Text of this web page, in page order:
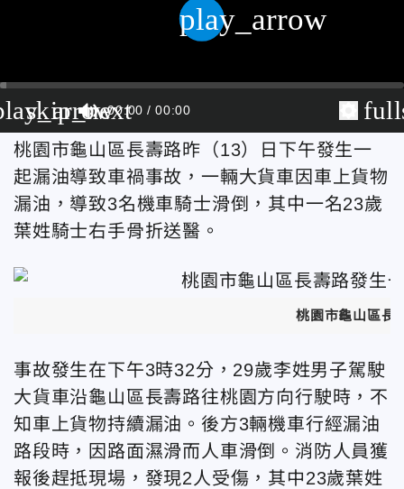
skip_next
00:00 00:00
play_arrow
桃園市龜山區長壽路昨（13）日下午發生一
起漏油導致車禍事故，一輛大貨車因車上貨物
漏油，導致3名機車騎士滑倒，其中一名23歲
葉姓騎士右手骨折送醫。
桃園市龜山區長
事故發生在下午3時32分，29歲李姓男子駕駛
大貨車沿龜山區長壽路往桃園方向行駛時，不
知車上貨物持續漏油。後方3輛機車行經漏油
路段時，因路面濕滑而人車滑倒。消防人員獲
報後趕抵現場，發現2人受傷，其中23歲葉姓